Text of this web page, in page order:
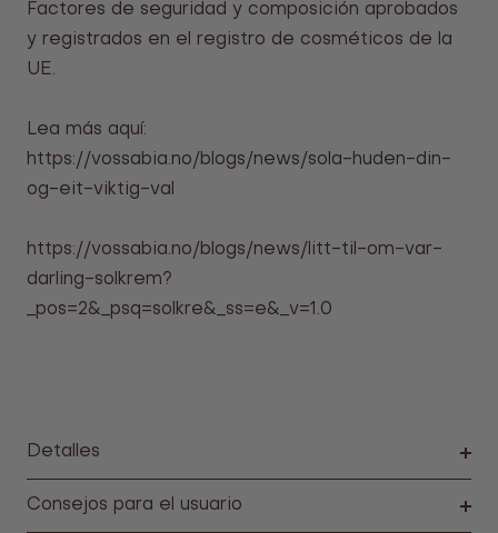
Factores de seguridad y composición aprobados
y registrados en el registro de cosméticos de la
UE.
Lea más aquí:
https://vossabia.no/blogs/news/sola-huden-din-
og-eit-viktig-val
https://vossabia.no/blogs/news/litt-til-om-var-
darling-solkrem?
_pos=2&_psq=solkre&_ss=e&_v=1.0
Detalles
Consejos para el usuario